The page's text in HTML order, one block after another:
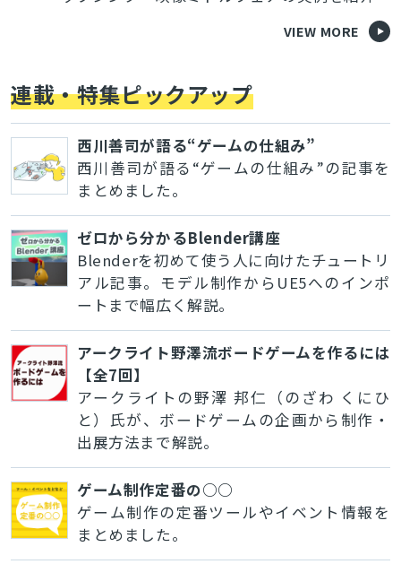
VIEW MORE
連載・特集ピックアップ
西川善司が語る“ゲームの仕組み”
西川善司が語る“ゲームの仕組み”の記事を
まとめました。
ゼロから分かるBlender講座
Blenderを初めて使う人に向けたチュートリ
アル記事。モデル制作からUE5へのインポ
ートまで幅広く解説。
アークライト野澤流ボードゲームを作るには
【全7回】
アークライトの野澤 邦仁（のざわ くにひ
と）氏が、ボードゲームの企画から制作・
出展方法まで解説。
ゲーム制作定番の○○
ゲーム制作の定番ツールやイベント情報を
まとめました。